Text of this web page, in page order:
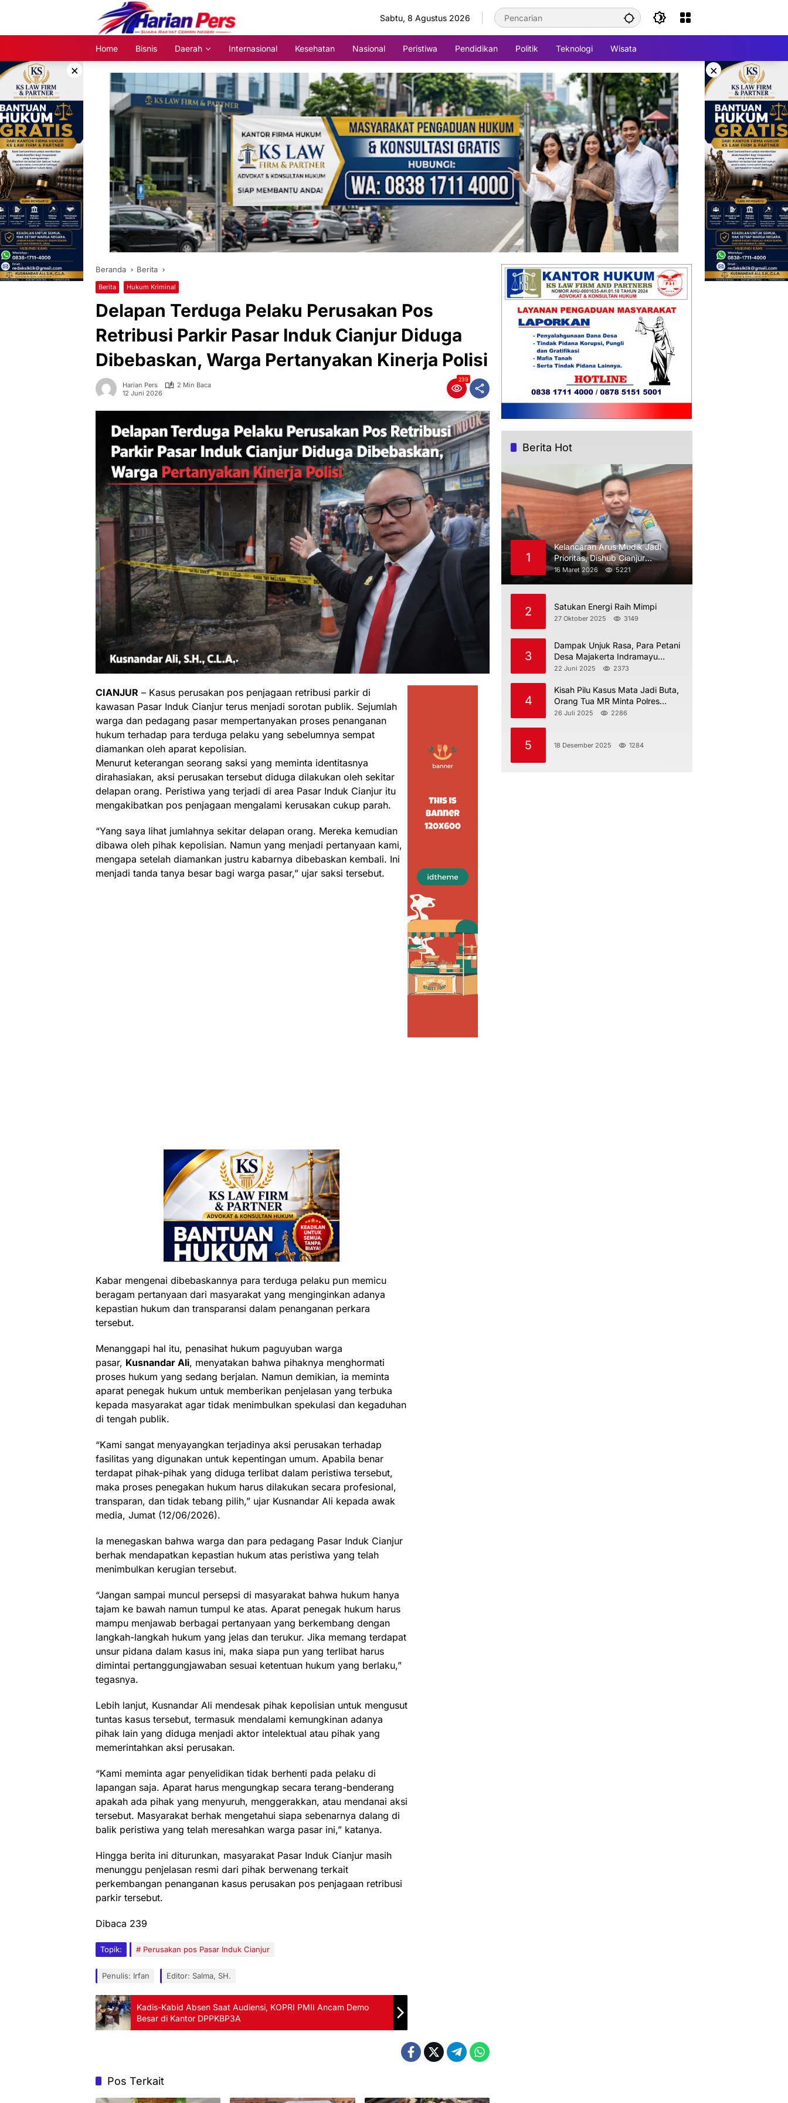
Sabtu, 8 Agustus 2026
Home Bisnis Daerah Internasional Kesehatan Nasional Peristiwa Pendidikan Politik Teknologi Wisata
× ×
Beranda Berita
Berita Hukum Kriminal
Delapan Terduga Pelaku Perusakan Pos
Retribusi Parkir Pasar Induk Cianjur Diduga
Dibebaskan, Warga Pertanyakan Kinerja Polisi
Harian Pers
2 Min Baca
12 Juni 2026
239
CIANJUR – Kasus perusakan pos penjagaan retribusi parkir di
kawasan Pasar Induk Cianjur terus menjadi sorotan publik. Sejumlah
warga dan pedagang pasar mempertanyakan proses penanganan
hukum terhadap para terduga pelaku yang sebelumnya sempat
diamankan oleh aparat kepolisian.
Menurut keterangan seorang saksi yang meminta identitasnya
dirahasiakan, aksi perusakan tersebut diduga dilakukan oleh sekitar
delapan orang. Peristiwa yang terjadi di area Pasar Induk Cianjur itu
mengakibatkan pos penjagaan mengalami kerusakan cukup parah.
“Yang saya lihat jumlahnya sekitar delapan orang. Mereka kemudian
dibawa oleh pihak kepolisian. Namun yang menjadi pertanyaan kami,
mengapa setelah diamankan justru kabarnya dibebaskan kembali. Ini
menjadi tanda tanya besar bagi warga pasar,” ujar saksi tersebut.
Kabar mengenai dibebaskannya para terduga pelaku pun memicu
beragam pertanyaan dari masyarakat yang menginginkan adanya
kepastian hukum dan transparansi dalam penanganan perkara
tersebut.
Menanggapi hal itu, penasihat hukum paguyuban warga
pasar, Kusnandar Ali, menyatakan bahwa pihaknya menghormati
proses hukum yang sedang berjalan. Namun demikian, ia meminta
aparat penegak hukum untuk memberikan penjelasan yang terbuka
kepada masyarakat agar tidak menimbulkan spekulasi dan kegaduhan
di tengah publik.
“Kami sangat menyayangkan terjadinya aksi perusakan terhadap
fasilitas yang digunakan untuk kepentingan umum. Apabila benar
terdapat pihak-pihak yang diduga terlibat dalam peristiwa tersebut,
maka proses penegakan hukum harus dilakukan secara profesional,
transparan, dan tidak tebang pilih,” ujar Kusnandar Ali kepada awak
media, Jumat (12/06/2026).
Ia menegaskan bahwa warga dan para pedagang Pasar Induk Cianjur
berhak mendapatkan kepastian hukum atas peristiwa yang telah
menimbulkan kerugian tersebut.
“Jangan sampai muncul persepsi di masyarakat bahwa hukum hanya
tajam ke bawah namun tumpul ke atas. Aparat penegak hukum harus
mampu menjawab berbagai pertanyaan yang berkembang dengan
langkah-langkah hukum yang jelas dan terukur. Jika memang terdapat
unsur pidana dalam kasus ini, maka siapa pun yang terlibat harus
dimintai pertanggungjawaban sesuai ketentuan hukum yang berlaku,”
tegasnya.
Lebih lanjut, Kusnandar Ali mendesak pihak kepolisian untuk mengusut
tuntas kasus tersebut, termasuk mendalami kemungkinan adanya
pihak lain yang diduga menjadi aktor intelektual atau pihak yang
memerintahkan aksi perusakan.
“Kami meminta agar penyelidikan tidak berhenti pada pelaku di
lapangan saja. Aparat harus mengungkap secara terang-benderang
apakah ada pihak yang menyuruh, menggerakkan, atau mendanai aksi
tersebut. Masyarakat berhak mengetahui siapa sebenarnya dalang di
balik peristiwa yang telah meresahkan warga pasar ini,” katanya.
Hingga berita ini diturunkan, masyarakat Pasar Induk Cianjur masih
menunggu penjelasan resmi dari pihak berwenang terkait
perkembangan penanganan kasus perusakan pos penjagaan retribusi
parkir tersebut.
Dibaca 239
Topik: Perusakan pos Pasar Induk Cianjur
Penulis: Irfan Editor: Salma, SH.
Kadis-Kabid Absen Saat Audiensi, KOPRI PMII Ancam Demo
Besar di Kantor DPPKBP3A
Pos Terkait
Berita Hot
1
Kelancaran Arus Mudik Jadi
Prioritas, Dishub Cianjur
Maksimalkan Pengawasan
16 Maret 2026 5221
2 Satukan Energi Raih Mimpi
27 Oktober 2025 3149
3
Dampak Unjuk Rasa, Para Petani
Desa Majakerta Indramayu
Dilarang Menggarap
22 Juni 2025 2373
4
Kisah Pilu Kasus Mata Jadi Buta,
Orang Tua MR Minta Polres
Indramayu Jangan Berdiam Diri
26 Juli 2025 2286
5 18 Desember 2025 1284